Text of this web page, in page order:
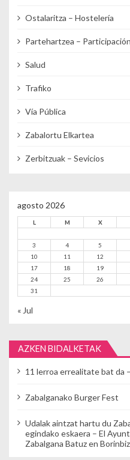
Ostalaritza – Hostelería
Partehartzea – Participación
Salud
Trafiko
Vía Pública
Zabalortu Elkartea
Zerbitzuak – Sevicios
agosto 2026
L M X
3
4 5
10
11 12
17
18 19
24
25 26
31
« Jul
AZKEN BIDALKETAK
11 lerroa errealitate bat da
Zabalganako Burger Fest
Udalak aintzat hartu du
egindako eskaera – El
Zabalgana Batuz en